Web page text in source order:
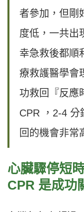
者參加，但剛
度低，一共出
幸急救後都順
療救護醫學會
功救回『反應
CPR ，2-4 分
回的機會非常
心臟驟停短
CPR 是成功